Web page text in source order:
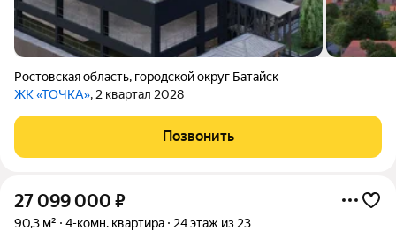
Ростовская область, городской округ Батайск
ЖК «ТОЧКА», 2 квартал 2028
Позвонить
27 099 000 ₽
90,3 м² 4-комн. квартира 24 этаж из 23